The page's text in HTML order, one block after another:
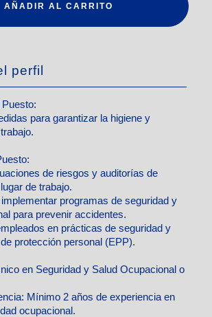
AÑADIR AL CARRITO
perfil
para garantizar la higiene y
de riesgos y auditorías de
de trabajo.
programas de seguridad y
para prevenir accidentes.
en prácticas de seguridad y
protección personal (EPP).
en Seguridad y Salud Ocupacional o
Mínimo 2 años de experiencia en
ocupacional.